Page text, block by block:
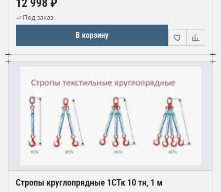
12 998 ₽
Под заказ
В корзину
Стропы круглопрядные 1СТк 10 тн, 1 м